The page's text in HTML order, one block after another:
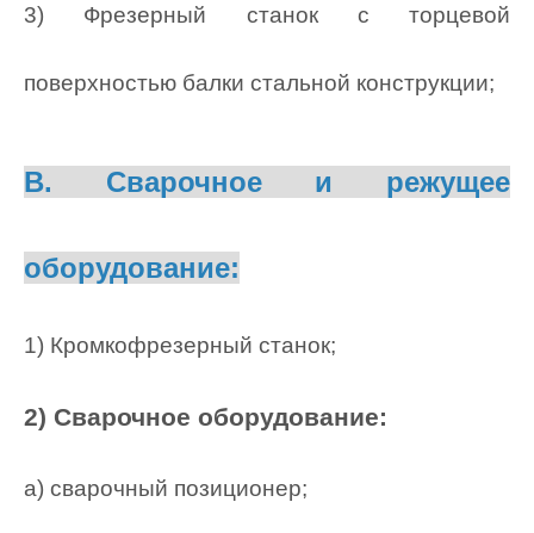
3) Фрезерный станок с торцевой
поверхностью балки стальной конструкции;
B. Сварочное и режущее
оборудование:
1) Кромкофрезерный станок;
2) Сварочное оборудование:
а) сварочный позиционер;